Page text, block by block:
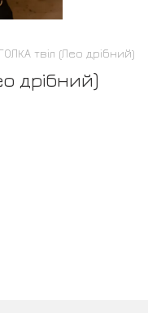
твіл (Лео дрібний)
дрібний)